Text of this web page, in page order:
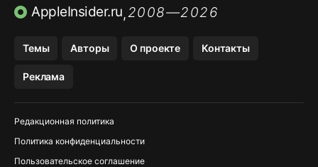
ПРИЛОЖЕНИЯ БЕЗ APP STORE
AppleInsider.ru,2008—2026
Темы Авторы О проекте Контакты
Реклама
Редакционная политика
Политика конфиденциальности
Пользовательское соглашение